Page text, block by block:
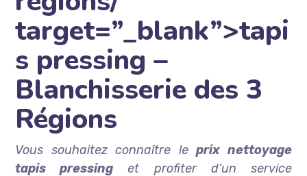
target=”_blank”>tapi
s pressing –
Blanchisserie des 3
Régions
Vous souhaitez connaître leprix nettoyage
tapis pressing et profiter d’un service